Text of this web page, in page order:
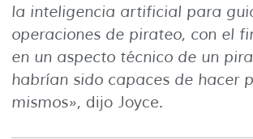
la inteligencia artificial para
operaciones de pirateo, con el
en un aspecto técnico de un
habrían sido capaces de hacer
mismos», dijo Joyce.